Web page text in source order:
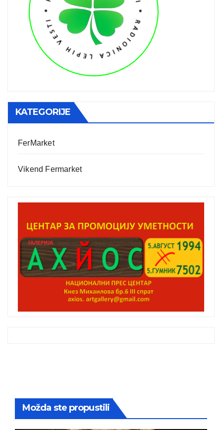
KATEGORIJE
FerMarket
Vikend Fermarket
Možda ste propustili